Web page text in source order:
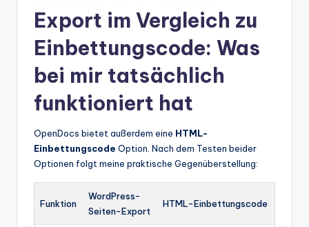
Export im Vergleich zu
Einbettungscode: Was
bei mir tatsächlich
funktioniert hat
OpenDocs bietet außerdem eine HTML-
Einbettungscode Option. Nach dem Testen beider
Optionen folgt meine praktische Gegenüberstellung:
Funktion
WordPress-
Seiten-Export
HTML-Einbettungscode